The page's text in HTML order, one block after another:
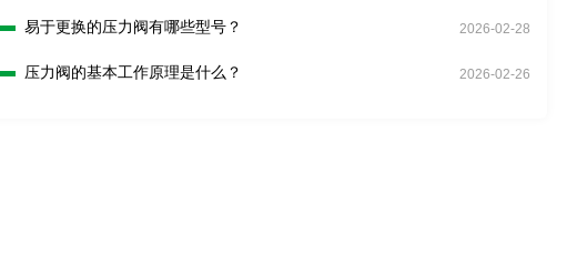
易于更换的压力阀有哪些型号？ 2026-02-28
压力阀的基本工作原理是什么？ 2026-02-26